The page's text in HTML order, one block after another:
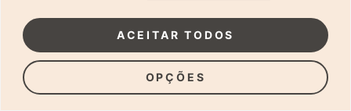
OPÇÕES
ACEITAR TODOS
no ensaio newborn?
Dica de especialista: qual o melhor guia de poses para
fotografia newborn?